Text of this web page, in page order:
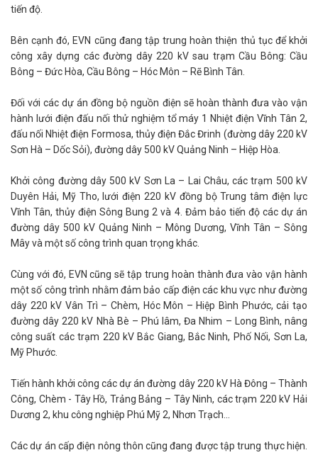
tiến độ.
Bên cạnh đó, EVN cũng đang tập trung hoàn thiện thủ tục để khởi
công xây dựng các đường dây 220 kV sau trạm Cầu Bông: Cầu
Bông – Đức Hòa, Cầu Bông – Hóc Môn – Rẽ Bình Tân.
Đối với các dự án đồng bộ nguồn điện sẽ hoàn thành đưa vào vận
hành lưới điện đấu nối thử nghiệm tổ máy 1 Nhiệt điện Vĩnh Tân 2,
đấu nối Nhiệt điện Formosa, thủy điện Đắc Đrinh (đường dây 220 kV
Sơn Hà – Dốc Sỏi), đường dây 500 kV Quảng Ninh – Hiệp Hòa.
Khởi công đường dây 500 kV Sơn La – Lai Châu, các trạm 500 kV
Duyên Hải, Mỹ Tho, lưới điện 220 kV đồng bộ Trung tâm điện lực
Vĩnh Tân, thủy điện Sông Bung 2 và 4. Đảm bảo tiến độ các dự án
đường dây 500 kV Quảng Ninh – Mông Dương, Vĩnh Tân – Sông
Mây và một số công trình quan trọng khác.
Cùng với đó, EVN cũng sẽ tập trung hoàn thành đưa vào vận hành
một số công trình nhằm đảm bảo cấp điện các khu vực như đường
dây 220 kV Vân Trì – Chèm, Hóc Môn – Hiệp Bình Phước, cải tạo
đường dây 220 kV Nhà Bè – Phú lâm, Đa Nhim – Long Bình, nâng
công suất các trạm 220 kV Bắc Giang, Bắc Ninh, Phố Nối, Sơn La,
Mỹ Phước.
Tiến hành khởi công các dự án đường dây 220 kV Hà Đông – Thành
Công, Chèm - Tây Hồ, Trảng Bảng – Tây Ninh, các trạm 220 kV Hải
Dương 2, khu công nghiệp Phú Mỹ 2, Nhơn Trạch...
Các dự án cấp điện nông thôn cũng đang được tập trung thực hiện.